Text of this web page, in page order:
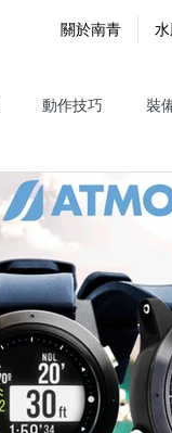
關於南青
動作技巧 裝